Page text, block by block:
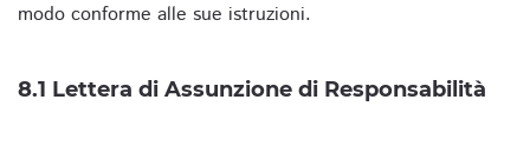
modo conforme alle sue istruzioni.
8.1 Lettera di Assunzione di Responsabilità